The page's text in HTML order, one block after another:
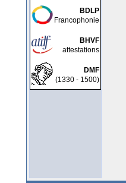
BDLP
Francophonie
BHVF
attestations
DMF
(1330 - 1500)